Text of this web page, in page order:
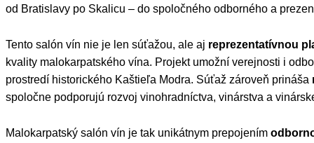
od Bratislavy po Skalicu – do spoločného odborného a
Tento salón vín nie je len súťažou, ale aj reprezentatívnou
kvality malokarpatského vína. Projekt umožní verejnosti i
prostredí historického Kaštieľa Modra. Súťaž zároveň prináša
spoločne podporujú rozvoj vinohradníctva, vinárstva a
Malokarpatský salón vín je tak unikátnym prepojením